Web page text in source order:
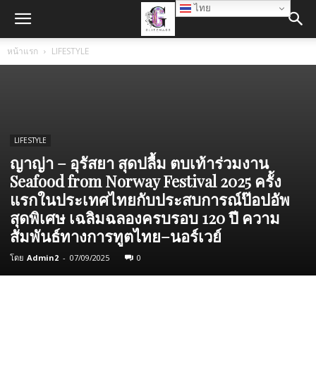
หน้าแรก LIFESTYLE
LIFESTYLE
ญาญ่า – อุรัสยา สุดปลื้ม ตบเท้าร่วมงาน
Seafood from Norway Festival 2025 ครั้ง
แรกในประเทศไทยกับประสบการณ์ป๊อปอัพ
สุดพิเศษ เฉลิมฉลองครบรอบ 120 ปี ความ
สัมพันธ์ทางการทูตไทย–นอร์เวย์
โดย Admin2 - 07/09/2025 0
ไทย